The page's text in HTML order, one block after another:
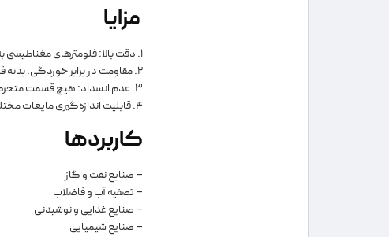
مزایا
1. دقت بالا: فلومترهای مغناطیسی به دلیل نداشتن قطعات متحرک، دقت بالایی در اندازه‌گیری جریان دارند.
2. مقاومت در برابر خوردگی: بدنه فولادی فلنجی این دستگاه مقاوم به خوردگی است و برای محیط‌های صنعتی مناسب می‌باشد.
3. عدم انسداد: هیچ قسمت متحرکی در مسیر جریان وجود ندارد که بتواند موجب انسداد شود.
4. قابلیت اندازه‌گیری مایعات مختلف: این دستگاه برای اندازه‌گیری مایعات رسانا، مانند آب، فاضلاب و محلول‌های شیمیایی، مناسب است.
کاربردها
– صنایع نفت و گاز
– تصفیه آب و فاضلاب
– صنایع غذایی و نوشیدنی
– صنایع شیمیایی